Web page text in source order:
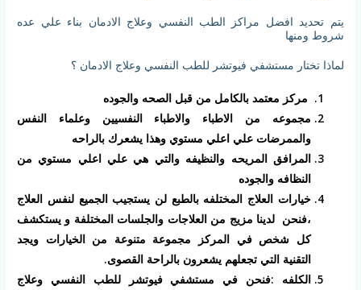
يتم تحديد افضل مراكز الطب النفسي وعلاج الادمان بناء علي عده
شروط ومنها
لماذا تختار مستشفي فيوتشر للطب النفسي وعلاج الادمان ؟
مركز معتمد بالكامل من قبل الصحه والجوده
مجموعه من الاطباء والاطباء النفسيين وعلماء النفس
والممرضات علي اعلي مستوي وهذا يشعرك بالراحه
المرافق المريحه والنظيفه والتي هي علي اعلي مستوي من
النظافه والجوده
خيارات العلاج المختلفه بالطبع لن يستجيب الجميع لنفس العلاج
،فنحن لدينا مزيج من العلاجات والجلسات المختلفة و يستكشف
كل شخص في المركز مجموعة متنوعة من الخيارات ويجد
التقنية التي تجعلهم يشعرون بالراحة القصوى.
الكلفه :فنحن في مستشفي فيوتشر للطب النفسي وعلاج